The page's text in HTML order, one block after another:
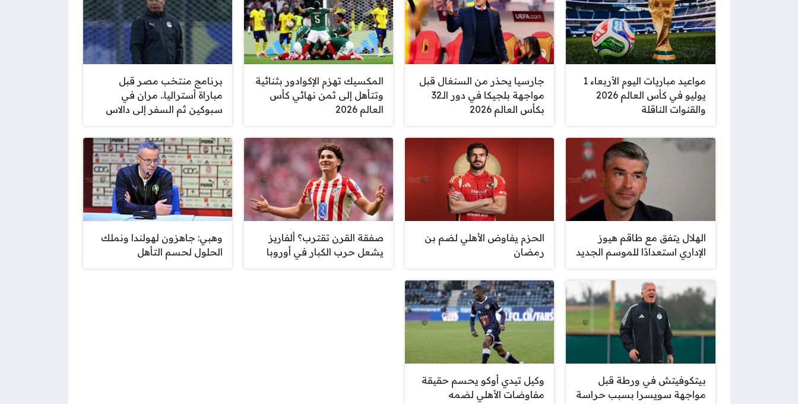
مواعيد مباريات اليوم الأربعاء 1
يوليو في كأس العالم 2026
والقنوات الناقلة
جارسيا يحذر من السنغال قبل
مواجهة بلجيكا في دور الـ32
بكأس العالم 2026
المكسيك تهزم الإكوادور بثنائية
وتتأهل إلى ثمن نهائي كأس
العالم 2026
برنامج منتخب مصر قبل
مباراة أستراليا.. مران في
سبوكين ثم السفر إلى دالاس
الهلال يتفق مع طاقم هيوز
الإداري استعدادًا للموسم الجديد
الحزم يفاوض الأهلي لضم بن
رمضان
صفقة القرن تقترب؟ ألفاريز
يشعل حرب الكبار في أوروبا
وهبي: جاهزون لهولندا ونملك
الحلول لحسم التأهل
بيتكوفيتش في ورطة قبل
مواجهة سويسرا بسبب حراسة
وكيل تيدي أوكو يحسم حقيقة
مفاوضات الأهلي لضمه